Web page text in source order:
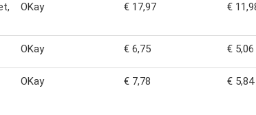
OKay € 17,97 €
OKay € 6,75 € 5,06
OKay € 7,78 € 5,84